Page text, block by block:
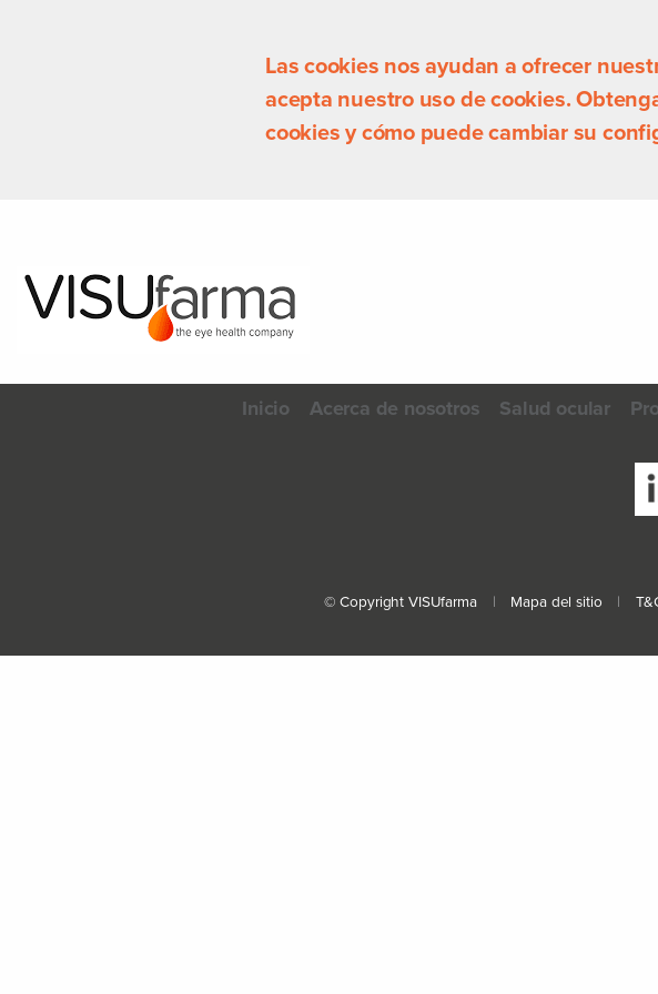
Las cookies nos ayudan a ofrecer
acepta nuestro uso de cookies.
cookies y cómo puede cambiar su
Inicio Acerca de nosotros Salud ocular
© Copyright VISUfarma | Mapa del sitio |